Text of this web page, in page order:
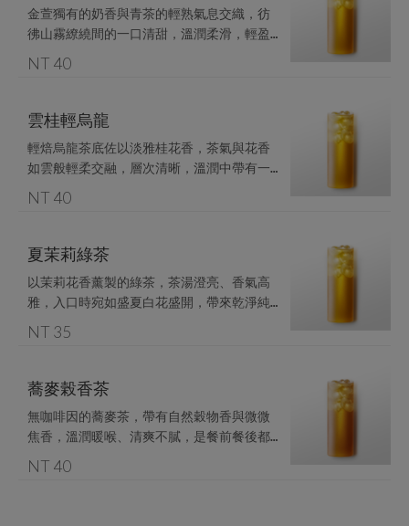
金萱獨有的奶香與青茶的輕熟氣息交織，彷
彿山霧繚繞間的一口清甜，溫潤柔滑，輕盈
NT 40
雲桂輕烏龍
輕焙烏龍茶底佐以淡雅桂花香，茶氣與花香
如雲般輕柔交融，層次清晰，溫潤中帶有一
NT 40
夏茉莉綠茶
以茉莉花香薰製的綠茶，茶湯澄亮、香氣高
雅，入口時宛如盛夏白花盛開，帶來乾淨純
NT 35
蕎麥榖香茶
無咖啡因的蕎麥茶，帶有自然穀物香與微微
焦香，溫潤暖喉、清爽不膩，是餐前餐後都
NT 40